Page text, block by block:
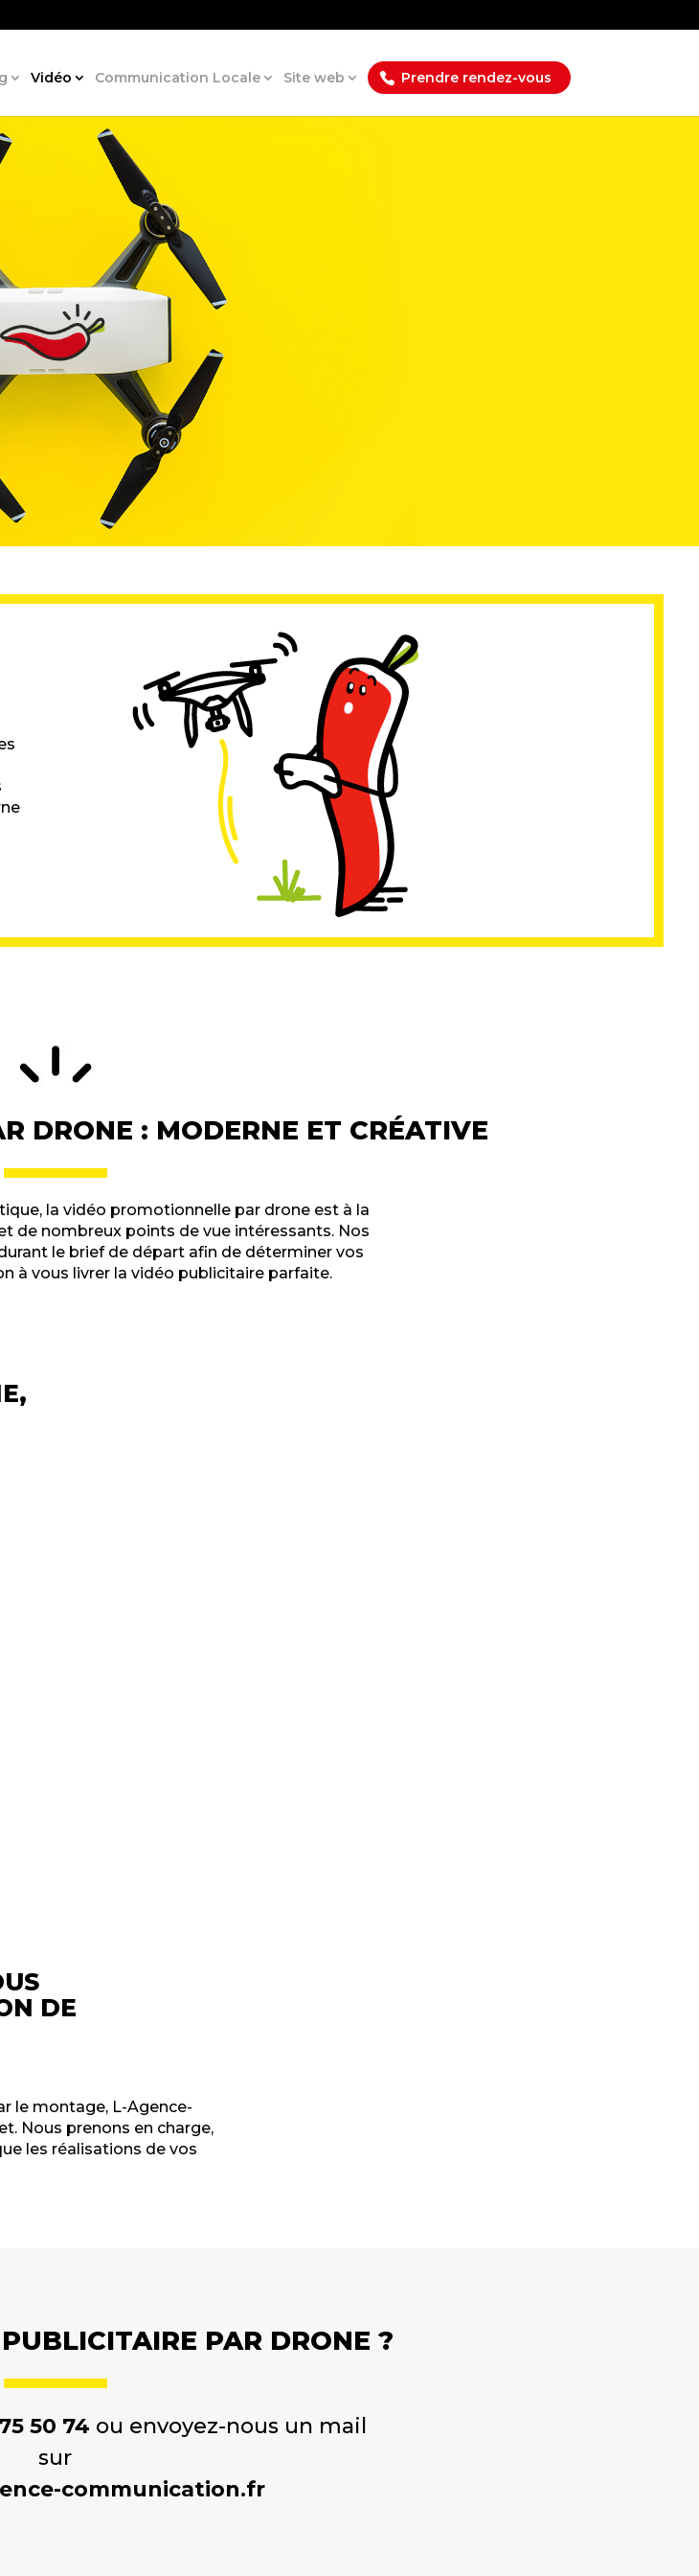
Vidéo Communication Locale Site web Prendre rendez-vous
DRONE : MODERNE ET CRÉATIVE
la vidéo promotionnelle par drone est à la
de nombreux points de vue intéressants. Nos
le brief de départ afin de déterminer vos
à vous livrer la vidéo publicitaire parfaite.
DE
le montage, L-Agence-
Nous prenons en charge,
les réalisations de vos
PAR DRONE ?
50 74 ou envoyez-nous un mail
sur
communication.fr